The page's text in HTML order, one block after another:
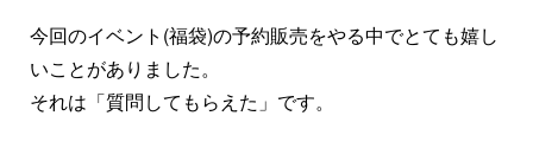
今回のイベント(福袋)の予約販売をやる中でとても嬉し
いことがありました。
それは「質問してもらえた」です。